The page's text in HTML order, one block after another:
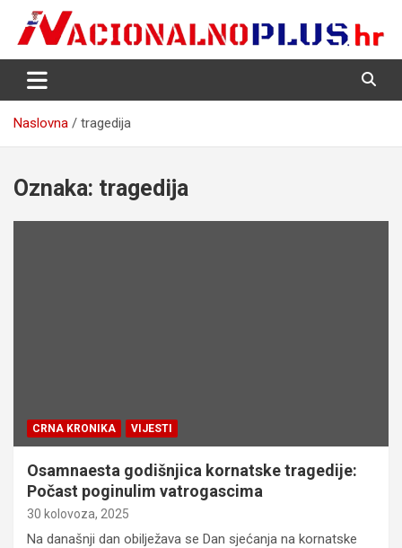
content
NacionalnoPlus.hr
Nacija želi znati više
Naslovna tragedija
Oznaka: tragedija
CRNA KRONIKA VIJESTI
Osamnaesta godišnjica kornatske tragedije:
Počast poginulim vatrogascima
30 kolovoza, 2025
Na današnji dan obilježava se Dan sjećanja na kornatske